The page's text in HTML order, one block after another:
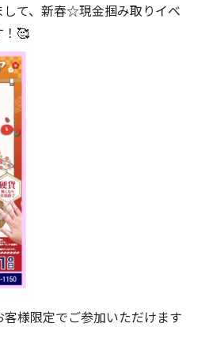
して、新春☆現金掴み取りイベ
！🥰
様限定でご参加いただけます